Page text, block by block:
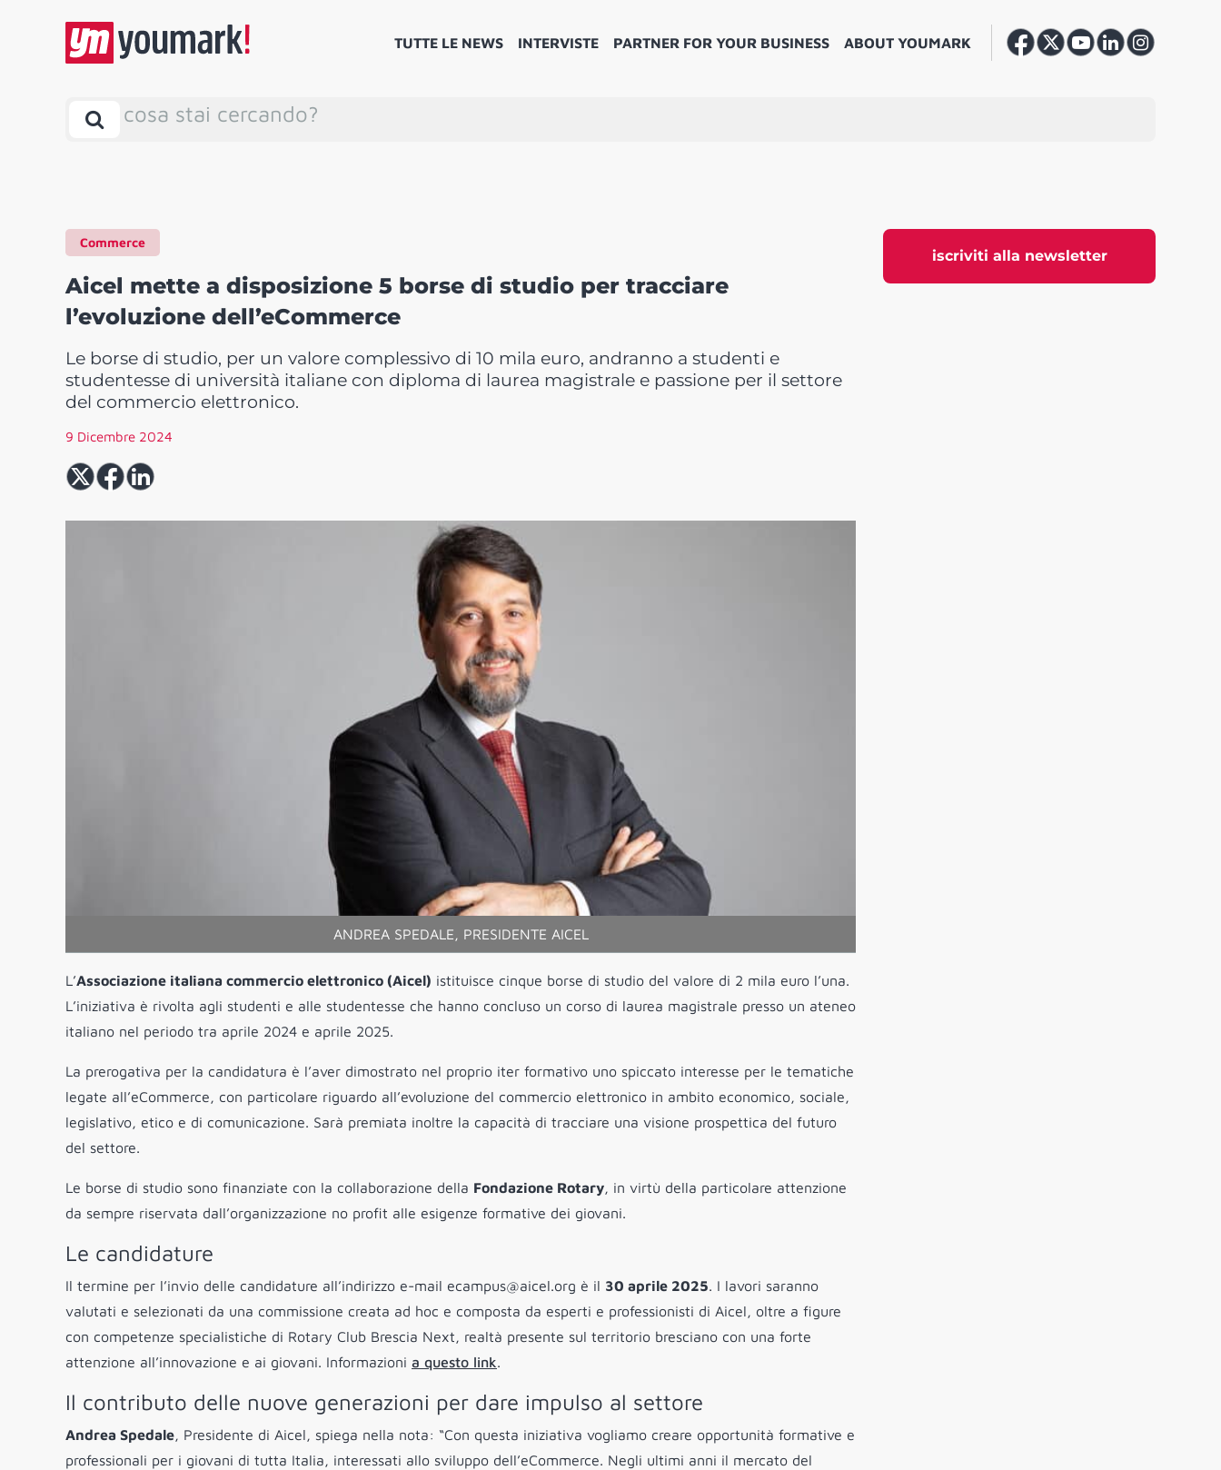
TUTTE LE NEWS INTERVISTE PARTNER FOR YOUR BUSINESS ABOUT YOUMARK
cosa stai cercando?
iscriviti alla newsletter
Commerce
Aicel mette a disposizione 5 borse di studio per tracciare
l’evoluzione dell’eCommerce
Le borse di studio, per un valore complessivo di 10 mila euro, andranno a studenti e
studentesse di università italiane con diploma di laurea magistrale e passione per il settore
del commercio elettronico.
9 Dicembre 2024
ANDREA SPEDALE, PRESIDENTE AICEL
L’Associazione italiana commercio elettronico (Aicel) istituisce cinque borse di studio del valore di 2 mila euro l’una.
L’iniziativa è rivolta agli studenti e alle studentesse che hanno concluso un corso di laurea magistrale presso un ateneo
italiano nel periodo tra aprile 2024 e aprile 2025.
La prerogativa per la candidatura è l’aver dimostrato nel proprio iter formativo uno spiccato interesse per le tematiche
legate all’eCommerce, con particolare riguardo all’evoluzione del commercio elettronico in ambito economico, sociale,
legislativo, etico e di comunicazione. Sarà premiata inoltre la capacità di tracciare una visione prospettica del futuro
del settore.
Le borse di studio sono finanziate con la collaborazione della Fondazione Rotary, in virtù della particolare attenzione
da sempre riservata dall’organizzazione no profit alle esigenze formative dei giovani.
Le candidature
Il termine per l’invio delle candidature all’indirizzo e-mail ecampus@aicel.org è il 30 aprile 2025. I lavori saranno
valutati e selezionati da una commissione creata ad hoc e composta da esperti e professionisti di Aicel, oltre a figure
con competenze specialistiche di Rotary Club Brescia Next, realtà presente sul territorio bresciano con una forte
attenzione all’innovazione e ai giovani. Informazioni a questo link.
Il contributo delle nuove generazioni per dare impulso al settore
Andrea Spedale, Presidente di Aicel, spiega nella nota: “Con questa iniziativa vogliamo creare opportunità formative e
professionali per i giovani di tutta Italia, interessati allo sviluppo dell’eCommerce. Negli ultimi anni il mercato del